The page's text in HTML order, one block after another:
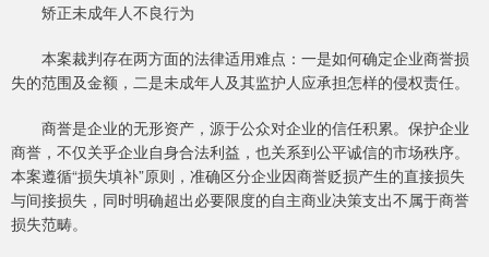
矫正未成年人不良行为
本案裁判存在两方面的法律适用难点：一是如何确定企业商誉损
失的范围及金额，二是未成年人及其监护人应承担怎样的侵权责任。
商誉是企业的无形资产，源于公众对企业的信任积累。保护企业
商誉，不仅关乎企业自身合法利益，也关系到公平诚信的市场秩序。
本案遵循“损失填补”原则，准确区分企业因商誉贬损产生的直接损失
与间接损失，同时明确超出必要限度的自主商业决策支出不属于商誉
损失范畴。